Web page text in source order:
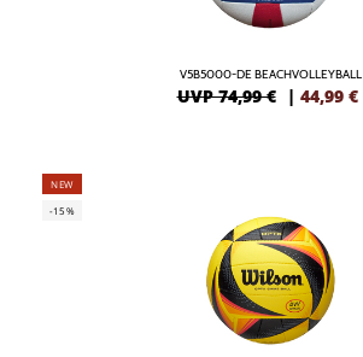
V5B5000-DE BEACHVOLLEYBALL
UVP 74,99 € | 44,99 €
NEW
-15%